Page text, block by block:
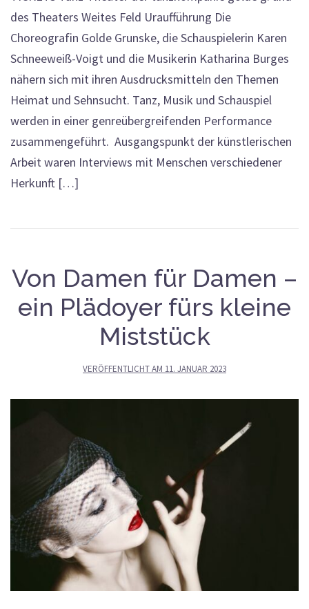
des Theaters Weites Feld Uraufführung Die
Choreografin Golde Grunske, die Schauspielerin Karen
Schneeweiß-Voigt und die Musikerin Katharina Burges
nähern sich mit ihren Ausdrucksmitteln den Themen
Heimat und Sehnsucht. Tanz, Musik und Schauspiel
werden in einer genreübergreifenden Performance
zusammengeführt. Ausgangspunkt der künstlerischen
Arbeit waren Interviews mit Menschen verschiedener
Herkunft […]
Von Damen für Damen –
ein Plädoyer fürs kleine
Miststück
VERÖFFENTLICHT AM 11. JANUAR 2023